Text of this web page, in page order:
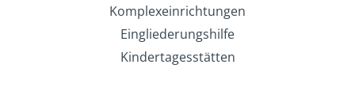
Komplexeinrichtungen
Eingliederungshilfe
Kindertagesstätten